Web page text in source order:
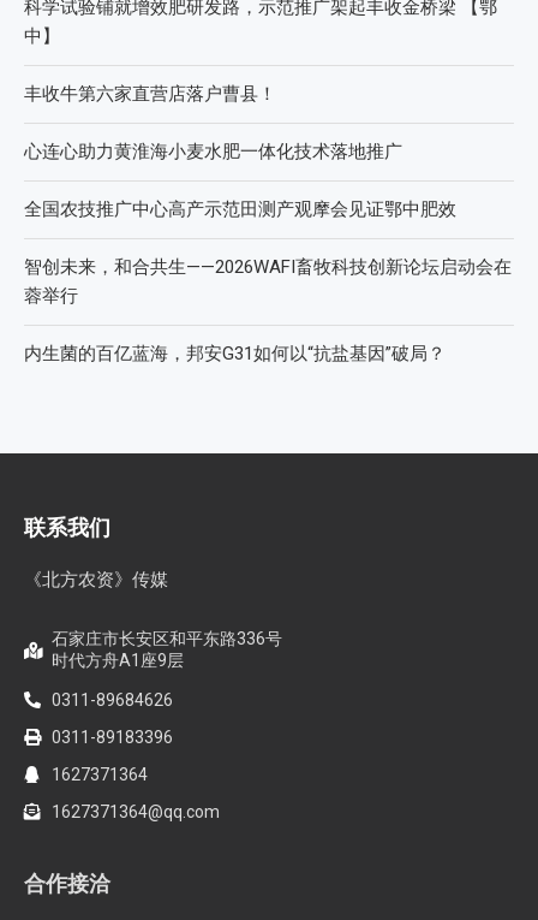
科学试验铺就增效肥研发路，示范推广架起丰收金桥梁 【鄂
中】
丰收牛第六家直营店落户曹县！
心连心助力黄淮海小麦水肥一体化技术落地推广
全国农技推广中心高产示范田测产观摩会见证鄂中肥效
智创未来，和合共生——2026WAFI畜牧科技创新论坛启动会在
蓉举行
内生菌的百亿蓝海，邦安G31如何以“抗盐基因”破局？
联系我们
《北方农资》传媒
石家庄市长安区和平东路336号
时代方舟A1座9层
0311-89684626
0311-89183396
1627371364
1627371364@qq.com
合作接洽